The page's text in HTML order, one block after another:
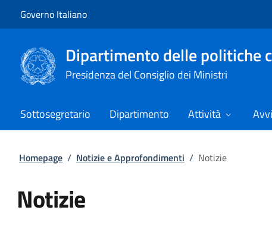
Governo Italiano
Dipartimento delle politiche
Presidenza del Consiglio dei Ministri
Sottosegretario Dipartimento Attività
Homepage / Notizie e Approfondimenti / Notizie
Notizie